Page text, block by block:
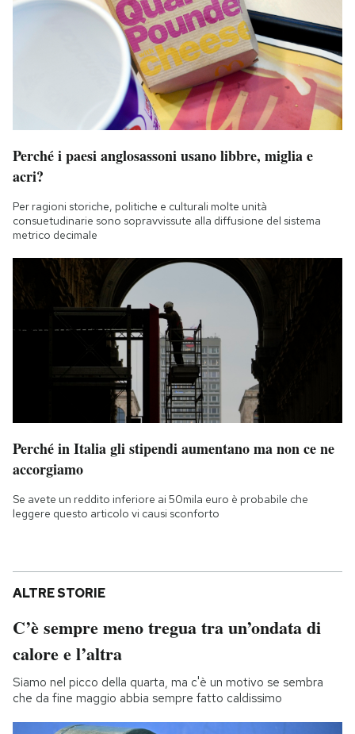
Perché i paesi anglosassoni usano libbre, miglia e
acri?
Per ragioni storiche, politiche e culturali molte unità
consuetudinarie sono sopravvissute alla diffusione del sistema
metrico decimale
Perché in Italia gli stipendi aumentano ma non ce ne
accorgiamo
Se avete un reddito inferiore ai 50mila euro è probabile che
leggere questo articolo vi causi sconforto
ALTRE STORIE
C’è sempre meno tregua tra un’ondata di
calore e l’altra
Siamo nel picco della quarta, ma c'è un motivo se sembra
che da fine maggio abbia sempre fatto caldissimo